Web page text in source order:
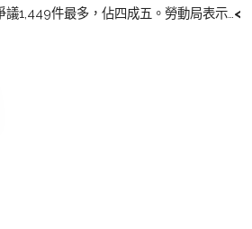
1,449件最多，佔四成五。勞動局表示… <